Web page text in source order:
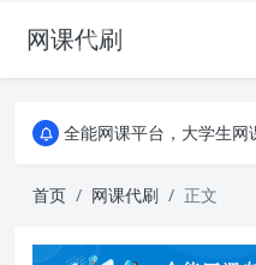
网课代刷
AI论文写作平台，根据真
全能网课平台，大学生网课、成教、
全能网课平台，大学生网课、成教、
首页 网课代刷 正文